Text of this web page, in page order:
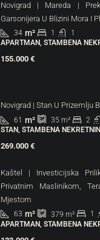
Novigrad | Mareda |
Garsonijera U Blizini Mora I
34 m² 1
1
APARTMAN, STAMBENA
155.000 €
Novigrad | Stan U Prizemlju
61 m² 35 m² 2
STAN, STAMBENA
269.000 €
Kaštel | Investicijska
Privatnim Maslinikom,
Mjestom
63 m² 379 m² 1
APARTMAN, STAMBENA